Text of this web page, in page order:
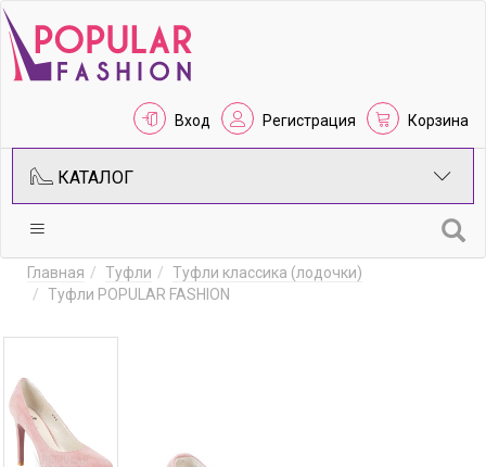
Вход Регистрация Корзина
КАТАЛОГ
Главная Туфли
Туфли классика (лодочки)
Туфли POPULAR FASHION